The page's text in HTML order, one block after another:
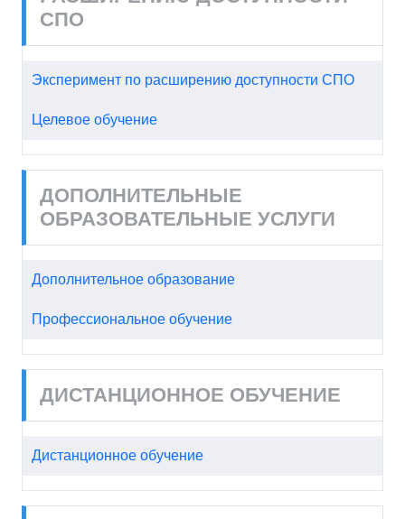
СПО
Эксперимент по расширению доступности СПО
Целевое обучение
ДОПОЛНИТЕЛЬНЫЕ
ОБРАЗОВАТЕЛЬНЫЕ УСЛУГИ
Дополнительное образование
Профессиональное обучение
ДИСТАНЦИОННОЕ ОБУЧЕНИЕ
Дистанционное обучение